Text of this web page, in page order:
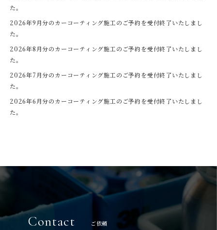
た。
2026年9月分のカーコーティング施工のご予約を受付終了いたしまし
た。
2026年8月分のカーコーティング施工のご予約を受付終了いたしまし
た。
2026年7月分のカーコーティング施工のご予約を受付終了いたしまし
た。
2026年6月分のカーコーティング施工のご予約を受付終了いたしまし
た。
Contact ご依頼